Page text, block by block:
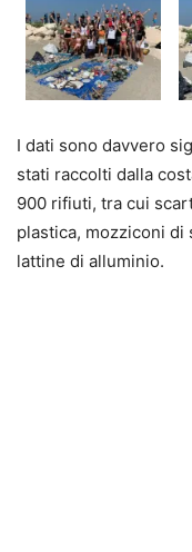
I dati sono davvero
stati raccolti dalla
900 rifiuti, tra cui
plastica, mozziconi di
lattine di alluminio.